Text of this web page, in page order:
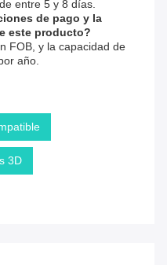
entre 5 y 8 días.
de pago y la
este producto?
FOB, y la capacidad de
año.
3D